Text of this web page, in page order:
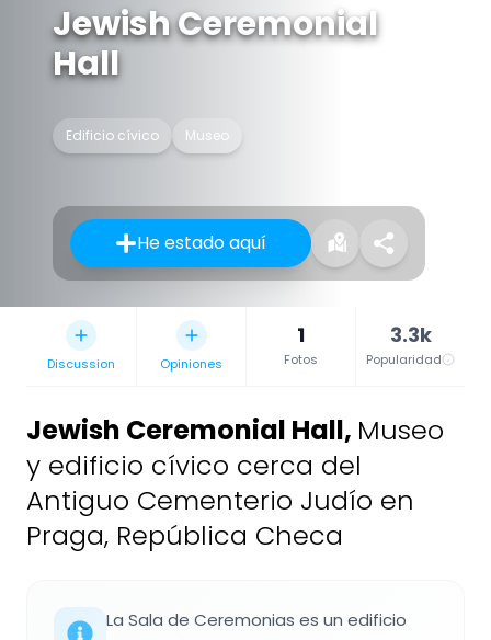
Jewish Ceremonial
Hall
Edificio cívico Museo
He estado aquí
Discussion Opiniones
1
Fotos
3.3k
Popularidad
Jewish Ceremonial Hall, Museo
y edificio cívico cerca del
Antiguo Cementerio Judío en
Praga, República Checa
La Sala de Ceremonias es un edificio